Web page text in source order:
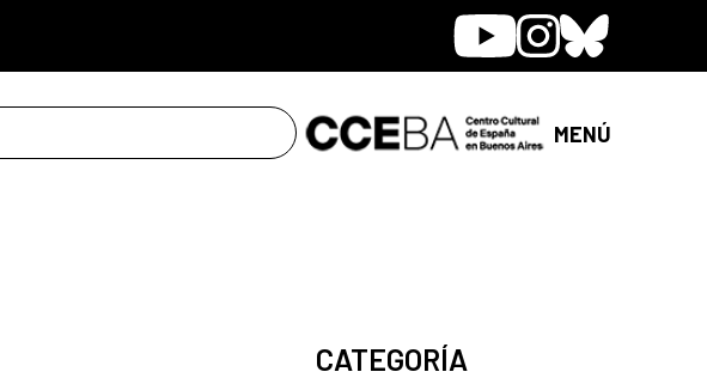
YoutubeInstagram
Bluesky
MENÚ
CATEGORÍA